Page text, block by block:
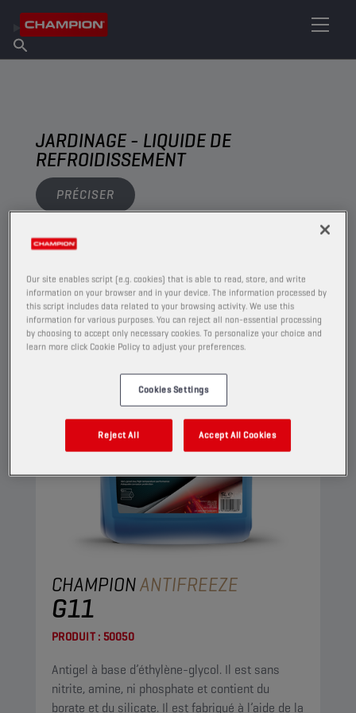
À propos de Champion
Trouver un point de vente
JARDINAGE - LIQUIDE DE
REFROIDISSEMENT
PRÉCISER
LIQUIDE DE REFROIDISSEMENT
CHAMPIONANTIFREEZE
G11
PRODUIT : 50050
Antigel à base d’éthylène-glycol. Il est sans
nitrite, amine, ni phosphate et contient du
borate et du silicate. Il est fabriqué à l’aide de la
Our site enables script (e.g. cookies) that is able to read, store, and write
information on your browser and in your device. The information processed by
this script includes data related to your browsing activity. We use this
information for various purposes. You can reject all non-essential processing
by choosing to accept only necessary cookies. To personalize your choice and
learn more click Cookie Policy to adjust your preferences.
Cookies Settings
Reject All Accept All Cookies